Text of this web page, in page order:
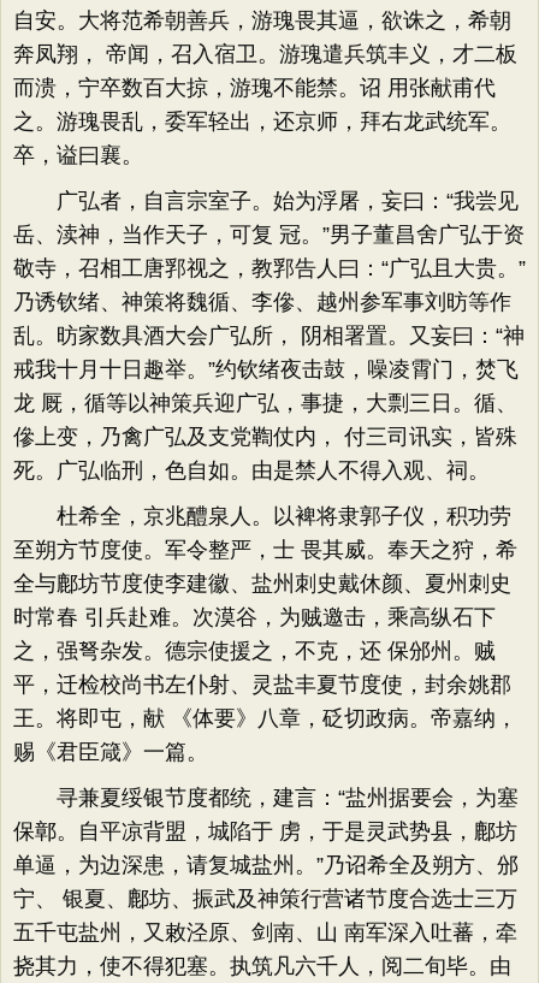
自安。大将范希朝善兵，游瑰畏其逼，欲诛之，希朝
奔凤翔， 帝闻，召入宿卫。游瑰遣兵筑丰义，才二板
而溃，宁卒数百大掠，游瑰不能禁。诏 用张献甫代
之。游瑰畏乱，委军轻出，还京师，拜右龙武统军。
卒，谥曰襄。
广弘者，自言宗室子。始为浮屠，妄曰：“我尝见
岳、渎神，当作天子，可复 冠。”男子董昌舍广弘于资
敬寺，召相工唐郛视之，教郛告人曰：“广弘且大贵。”
乃诱钦绪、神策将魏循、李傪、越州参军事刘昉等作
乱。昉家数具酒大会广弘所， 阴相署置。又妄曰：“神
戒我十月十日趣举。”约钦绪夜击鼓，噪凌霄门，焚飞
龙 厩，循等以神策兵迎广弘，事捷，大剽三日。循、
傪上变，乃禽广弘及支党鞫仗内， 付三司讯实，皆殊
死。广弘临刑，色自如。由是禁人不得入观、祠。
杜希全，京兆醴泉人。以裨将隶郭子仪，积功劳
至朔方节度使。军令整严，士 畏其威。奉天之狩，希
全与鄜坊节度使李建徽、盐州刺史戴休颜、夏州刺史
时常春 引兵赴难。次漠谷，为贼邀击，乘高纵石下
之，强弩杂发。德宗使援之，不克，还 保邠州。贼
平，迁检校尚书左仆射、灵盐丰夏节度使，封余姚郡
王。将即屯，献 《体要》八章，砭切政病。帝嘉纳，
赐《君臣箴》一篇。
寻兼夏绥银节度都统，建言：“盐州据要会，为塞
保鄣。自平凉背盟，城陷于 虏，于是灵武势县，鄜坊
单逼，为边深患，请复城盐州。”乃诏希全及朔方、邠
宁、 银夏、鄜坊、振武及神策行营诸节度合选士三万
五千屯盐州，又敕泾原、剑南、山 南军深入吐蕃，牵
挠其力，使不得犯塞。执筑凡六千人，阅二旬毕。由